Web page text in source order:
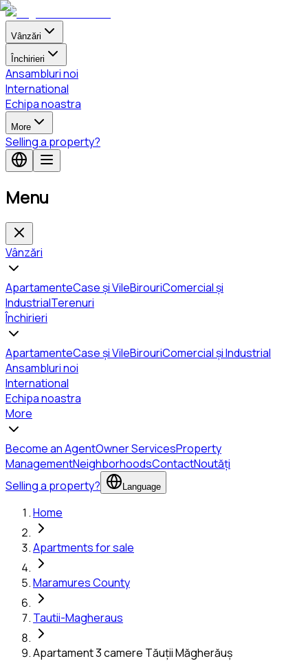
Vânzări
Închirieri
Ansambluri noi
International
Echipa noastra
More
Selling a property?
Menu
Vânzări
ApartamenteCase și VileBirouriComercial și
IndustrialTerenuri
Închirieri
ApartamenteCase și VileBirouriComercial și Industrial
Ansambluri noi
International
Echipa noastra
More
Become an AgentOwner ServicesProperty
ManagementNeighborhoodsContactNoutăți
Selling a property?
Language
Home
Apartments for sale
Maramures County
Tautii-Magheraus
Apartament 3 camere Tăuții Măgherăuș